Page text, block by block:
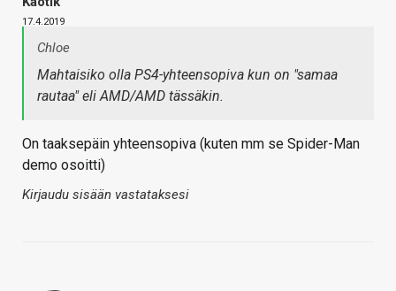
17.4.2019
Chloe
Mahtaisiko olla PS4-yhteensopiva kun on "samaa
rautaa" eli AMD/AMD tässäkin.
On taaksepäin yhteensopiva (kuten mm se Spider-Man
demo osoitti)
Kirjaudu sisään vastataksesi